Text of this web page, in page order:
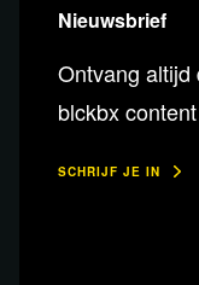
Steun
uit van de
community!
Nieuwsbrief
Ontvang altijd
blckbx
SCHRIJF JE IN